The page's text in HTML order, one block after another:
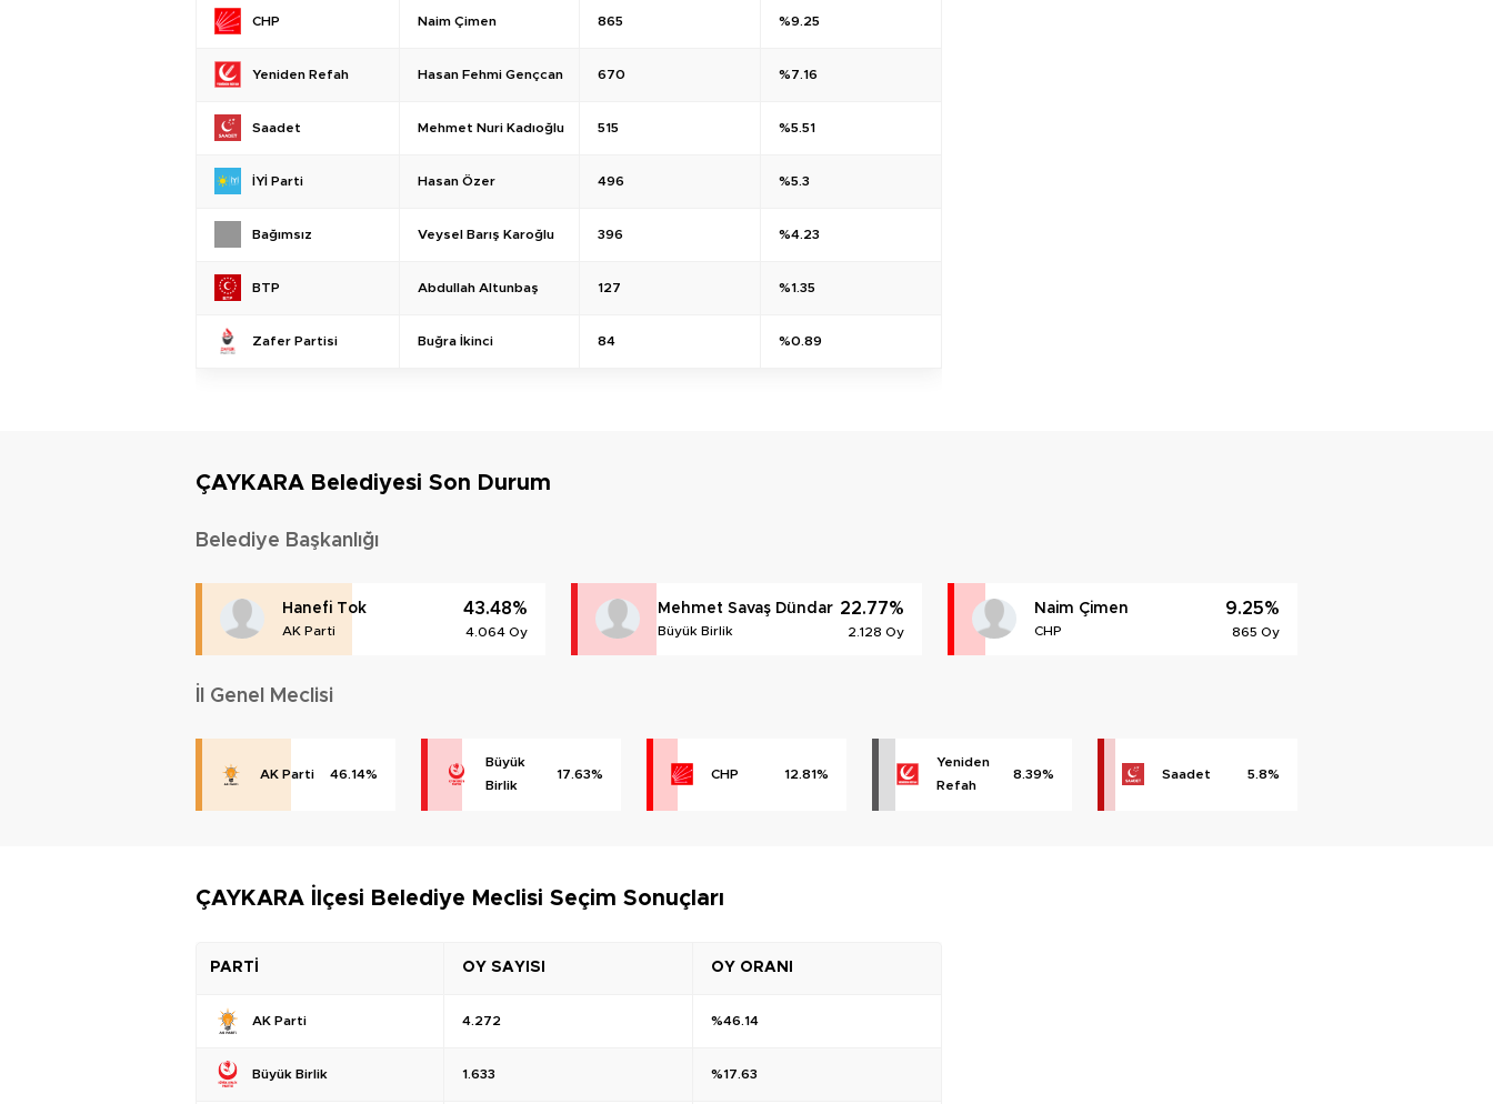
CHP Naim Çimen 865 %9.25
Yeniden Refah Hasan Fehmi Gençcan 670 %7.16
Saadet Mehmet Nuri Kadıoğlu 515 %5.51
İYİ Parti Hasan Özer 496 %5.3
Bağımsız Veysel Barış Karoğlu 396 %4.23
BTP Abdullah Altunbaş 127 %1.35
Zafer Partisi Buğra İkinci 84 %0.89
ÇAYKARA Belediyesi Son Durum
Belediye Başkanlığı
Hanefi Tok
AK Parti
43.48%
4.064 Oy
Mehmet Savaş Dündar
Büyük Birlik
22.77%
2.128 Oy
Naim Çimen
CHP
9.25%
865 Oy
İl Genel Meclisi
AK Parti 46.14%
Büyük
Birlik
17.63% CHP 12.81%
Yeniden
Refah
8.39% Saadet 5.8%
ÇAYKARA İlçesi Belediye Meclisi Seçim Sonuçları
PARTİ OY SAYISI OY ORANI
AK Parti 4.272 %46.14
Büyük Birlik 1.633 %17.63